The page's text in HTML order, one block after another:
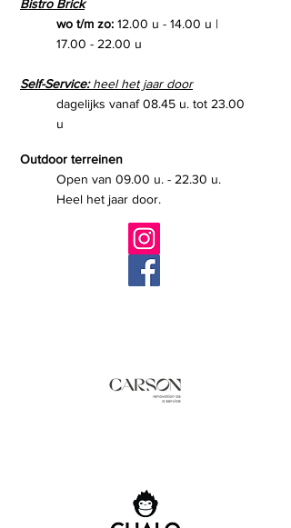
Bistro Brick
wo t/m zo: 12.00 u - 14.00 u |
17.00 - 22.00 u
Self-Service:heel het jaar door
dagelijks vanaf 08.45 u. tot 23.00
u
Outdoor terreinen
Open van 09.00 u. - 22.30 u.
Heel het jaar door.